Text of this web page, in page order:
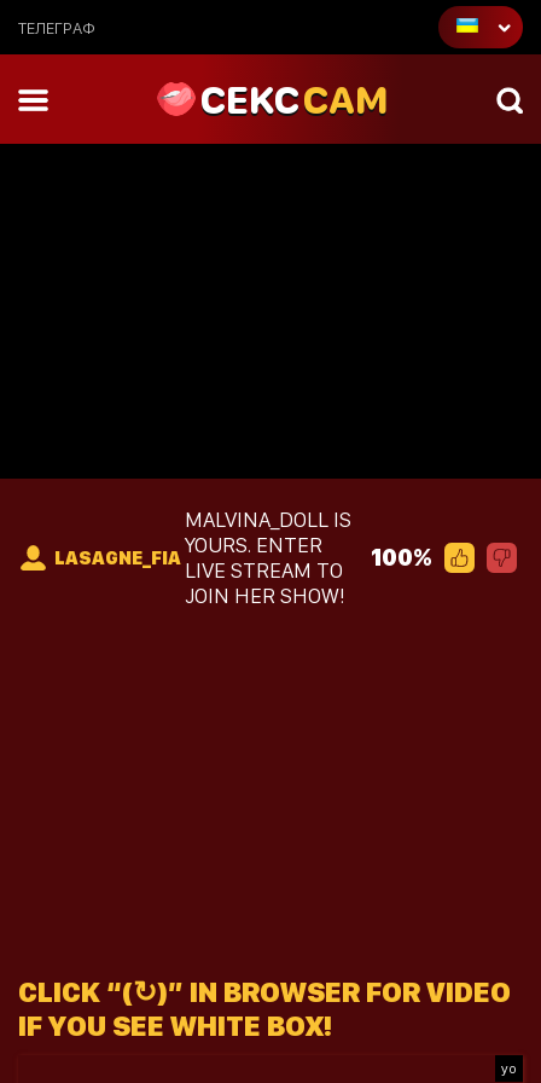
ТЕЛЕГРАФ
CEKCCAM
LASAGNE_FIA
MALVINA_DOLL IS
YOURS. ENTER
LIVE STREAM TO
JOIN HER SHOW!
100%
CLICK “(↻)” IN BROWSER FOR VIDEO
IF YOU SEE WHITE BOX!
yo